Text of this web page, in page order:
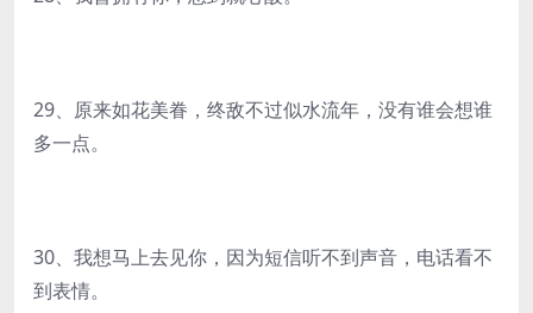
29、原来如花美眷，终敌不过似水流年，没有谁会想谁
多一点。
30、我想马上去见你，因为短信听不到声音，电话看不
到表情。